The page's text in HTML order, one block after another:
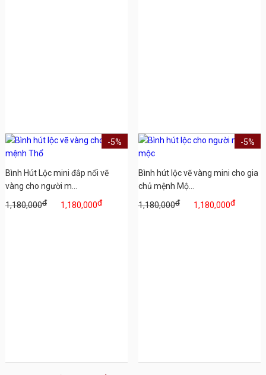
Bình Hút Lộc mini đắp nổi vẽ
vàng cho người m...
1,180,000đ 1,180,000đ
-5%
Bình hút lộc vẽ vàng mini cho gia
chủ mệnh Mộ...
1,180,000đ 1,180,000đ
-5%